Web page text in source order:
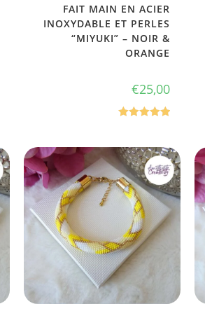
FAIT MAIN EN ACIER
INOXYDABLE ET PERLES
“MIYUKI” – NOIR &
ORANGE
€25,00